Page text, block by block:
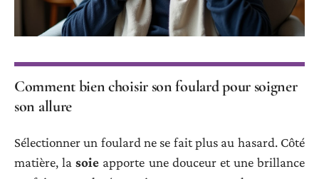
Comment bien choisir son foulard pour soigner
son allure
Sélectionner un foulard ne se fait plus au hasard. Côté
matière, lasoie apporte une douceur et une brillance